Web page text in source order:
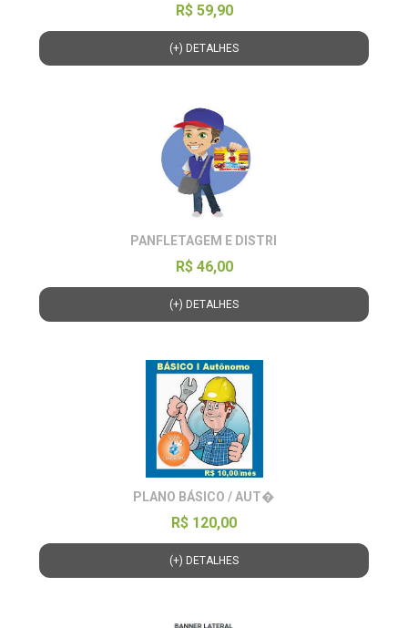
R$ 59,90
(+) DETALHES
PANFLETAGEM E DISTRI
R$ 46,00
(+) DETALHES
PLANO BÁSICO / AUT�
R$ 120,00
(+) DETALHES